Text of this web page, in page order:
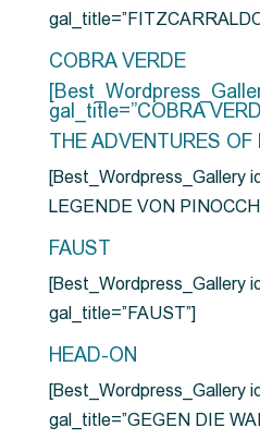
COBRA VERDE
gal_title=”COBRA
THE ADVENTURES OF
[Best_Wordpress_Gallery
LEGENDE VON
FAUST
[Best_Wordpress_Gallery
gal_title=”FAUST”]
HEAD-ON
[Best_Wordpress_Gallery
gal_title=”GEGEN DIE